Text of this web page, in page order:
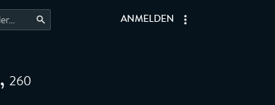
ANMELDEN
, 260